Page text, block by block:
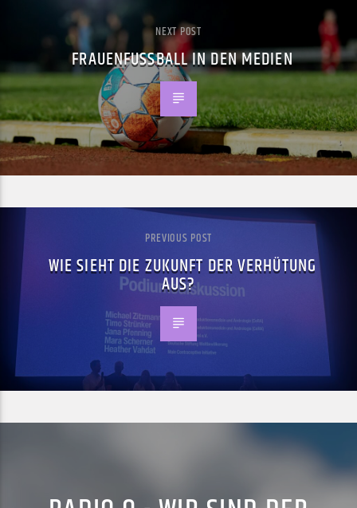
NEXT POST
FRAUENFUSSBALL IN DEN MEDIEN
PREVIOUS POST
WIE SIEHT DIE ZUKUNFT DER VERHÜTUNG
AUS?